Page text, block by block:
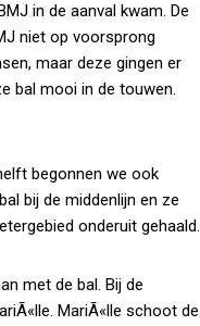
in de aanval kwam. De
niet op voorsprong
maar deze gingen er
bal mooi in de touwen.
begonnen we ook
bij de middenlijn en ze
onderuit gehaald.
met de bal. Bij de
MariÃ«lle schoot de